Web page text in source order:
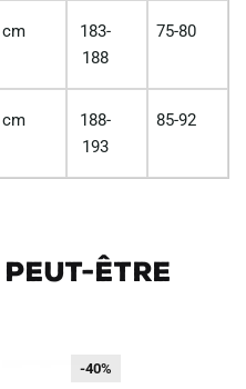
cm
183-
188
75-80
cm
188-
193
85-92
peut-être
-40%
-40%